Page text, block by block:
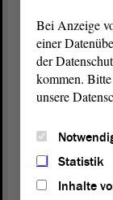
können,
Deshalb
einmal das
nicht so zu
einem
das leisten
ÖPNV ein
Bei Anzeige
einer
der
kommen.
unsere
Statistik
Inhalte